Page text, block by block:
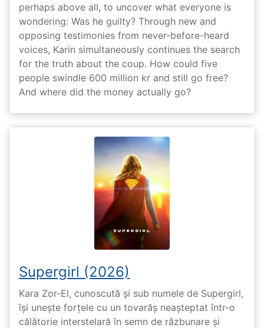
perhaps above all, to uncover what everyone is
wondering: Was he guilty? Through new and
opposing testimonies from never-before-heard
voices, Karin simultaneously continues the search
for the truth about the coup. How could five
people swindle 600 million kr and still go free?
And where did the money actually go?
Supergirl (2026)
Kara Zor-El, cunoscută și sub numele de Supergirl,
își unește forțele cu un tovarăș neașteptat într-o
călătorie interstelară în semn de răzbunare și